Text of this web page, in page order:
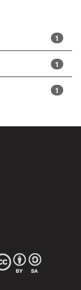
1
1
1